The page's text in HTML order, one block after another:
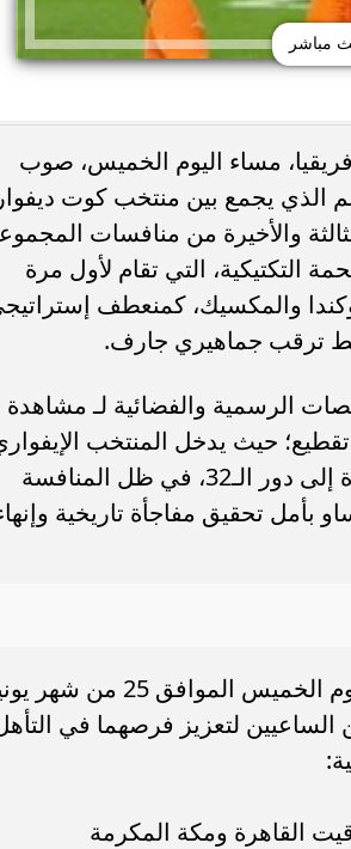
مباشر
مساء اليوم الخميس، صوب
الذي يجمع بين منتخب كوت
والأخيرة من منافسات
وتأتي هذه الملحمة التكتيكية، التي تقام لأول مرة
وكندا والمكسيك، كمنعطف
وسط ترقب جماهيري جارف.
الرسمية والفضائية لـ مشاهدة
حيث يدخل المنتخب
المباراة بشعار الفوز من أجل تعزيز فرصه في التأهل مباشرة إلى دور الـ32، في ظل المنافسة
بأمل تحقيق مفاجأة تاريخية
وتنطلق صافرة البداية لمباراة كوت ديفوار أمام كوراساو اليوم الخميس الموافق
الساعيين لتعزيز فرصهما في
عشرة مساءً (11:00 مساءً) بتوقيت القاهرة ومكة المكرمة
العربية السعودية بتصميم لافت